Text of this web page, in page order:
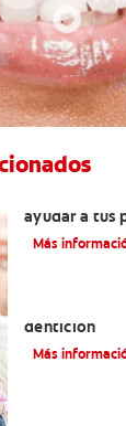
ayudar a tus
Más
dentición
Más